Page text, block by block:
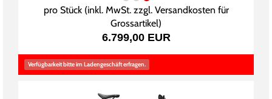
pro Stück (inkl. MwSt. zzgl. Versandkosten für
Grossartikel)
6.799,00 EUR
Verfügbarkeit bitte im Ladengeschäft erfragen.